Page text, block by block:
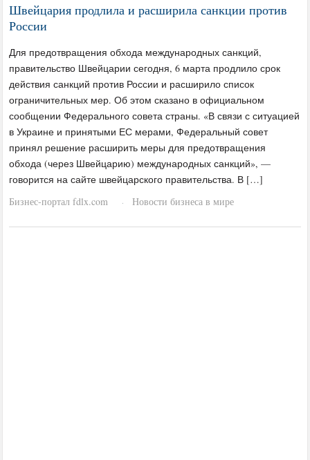
Швейцария продлила и расширила санкции против
России
Для предотвращения обхода международных санкций,
правительство Швейцарии сегодня, 6 марта продлило срок
действия санкций против России и расширило список
ограничительных мер. Об этом сказано в официальном
сообщении Федерального совета страны. «В связи с ситуацией
в Украине и принятыми ЕС мерами, Федеральный совет
принял решение расширить меры для предотвращения
обхода (через Швейцарию) международных санкций», —
говорится на сайте швейцарского правительства. В […]
Бизнес-портал fdlx.com
· Новости бизнеса в мире